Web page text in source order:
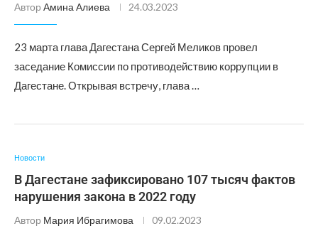
Автор Амина Алиева 24.03.2023
23 марта глава Дагестана Сергей Меликов провел
заседание Комиссии по противодействию коррупции в
Дагестане. Открывая встречу, глава …
Новости
В Дагестане зафиксировано 107 тысяч фактов
нарушения закона в 2022 году
Автор Мария Ибрагимова 09.02.2023